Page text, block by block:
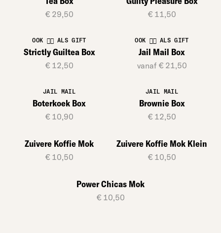
€ 29,50 € 11,50
OOK 👍🏻 ALS GIFT
Strictly Guiltea Box
€ 12,50
OOK 👍🏻 ALS GIFT
Jail Mail Box
vanaf € 21,50
JAIL MAIL
Boterkoek Box
€ 10,90
JAIL MAIL
Brownie Box
€ 12,50
Zuivere Koffie Mok
€ 10,50
Zuivere Koffie Mok Klein
€ 10,50
Power Chicas Mok
€ 10,50